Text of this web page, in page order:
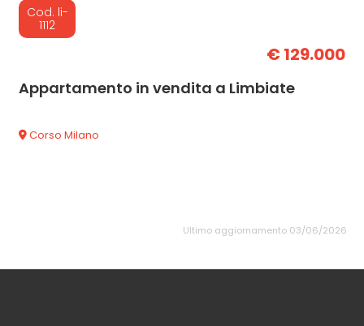
Cod. li-
1112
€ 129.000
Appartamento in vendita a Limbiate
Corso Milano
Ultimo aggiornamento 03/06/2026